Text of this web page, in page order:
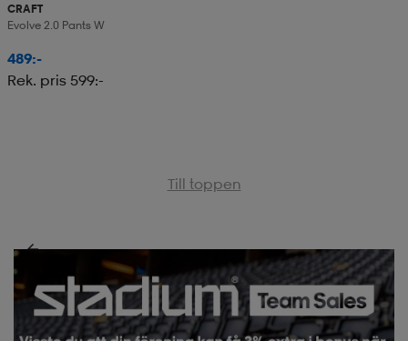
CRAFT
Evolve 2.0 Pants W
489:-
Rek. pris 599:-
Till toppen